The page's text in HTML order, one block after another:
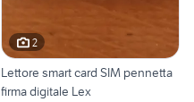
2
Lettore smart card SIM pennetta
firma digitale Lex